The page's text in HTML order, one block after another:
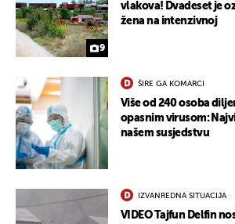
9
vlakova! Dvadeset je
žena na intenzivnoj
ŠIRE GA KOMARCI
Više od 240 osoba
opasnim virusom:
našem susjedstvu
IZVANREDNA SITUACIJA
VIDEO Tajfun Delfin
UKLJUČITE